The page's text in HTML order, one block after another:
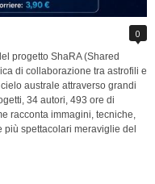
0
progetto ShaRA (Shared
di collaborazione tra astrofili e
australe attraverso grandi
34 autori, 493 ore di
racconta immagini, tecniche,
spettacolari meraviglie del